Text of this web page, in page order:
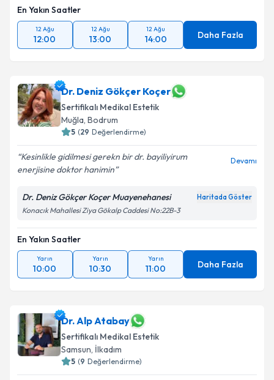
En Yakın Saatler
12 Ağu
12:00
12 Ağu
13:00
12 Ağu
14:00 Daha Fazla
Dr. Deniz Gökçer Koçer
Sertifikalı Medikal Estetik
Muğla, Bodrum
5 (29 Değerlendirme)
Kesinlikle gidilmesi gerekn bir dr. bayiliyirum
enerjisine doktor hanimin
Devamı
Dr. Deniz Gökçer Koçer Muayenehanesi Haritada Göster
Konacık Mahallesi Ziya Gökalp Caddesi No:22B-3
En Yakın Saatler
Yarın
10:00
Yarın
10:30
Yarın
11:00 Daha Fazla
Dr. Alp Atabay
Sertifikalı Medikal Estetik
Samsun, İlkadım
5 (9 Değerlendirme)